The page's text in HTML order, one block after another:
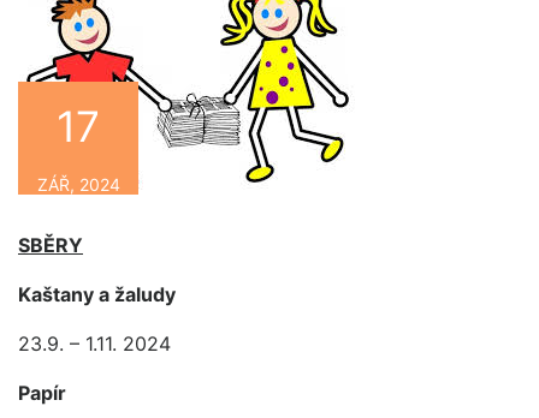
17
ZÁŘ, 2024
SBĚRY
Kaštany a žaludy
23.9. – 1.11. 2024
Papír